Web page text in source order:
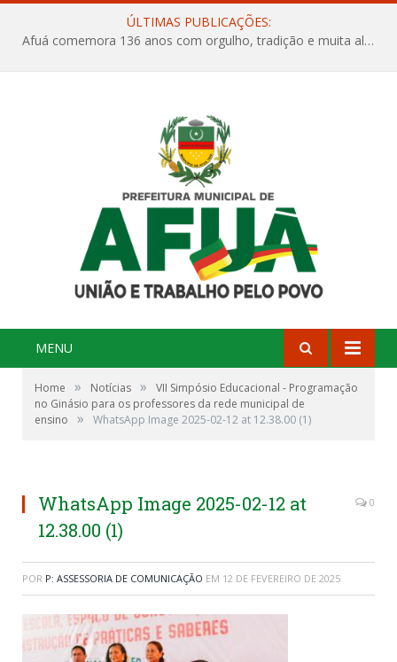
ÚLTIMAS PUBLICAÇÕES:
Afuá comemora 136 anos com orgulho, tradição e muita alegria na Quadra Dr. Nelson Salomão
MENU
Home » Notícias »
VII Simpósio Educacional - Programação
no Ginásio para os professores da rede municipal de
ensino
» WhatsApp Image 2025-02-12 at 12.38.00 (1)
WhatsApp Image 2025-02-12 at
12.38.00 (1)
0
POR P: ASSESSORIA DE COMUNICAÇÃO EM 12 DE FEVEREIRO DE 2025